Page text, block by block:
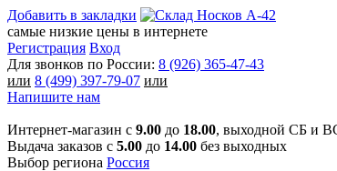
Добавить в закладки
самые низкие цены в интернете
Регистрация Вход
Для звонков по России: 8 (926) 365-47-43
или 8 (499) 397-79-07 или
Напишите нам
Интернет-магазин с 9.00 до 18.00, выходной СБ и
Выдача заказов с 5.00 до 14.00 без выходных
Выбор региона Россия